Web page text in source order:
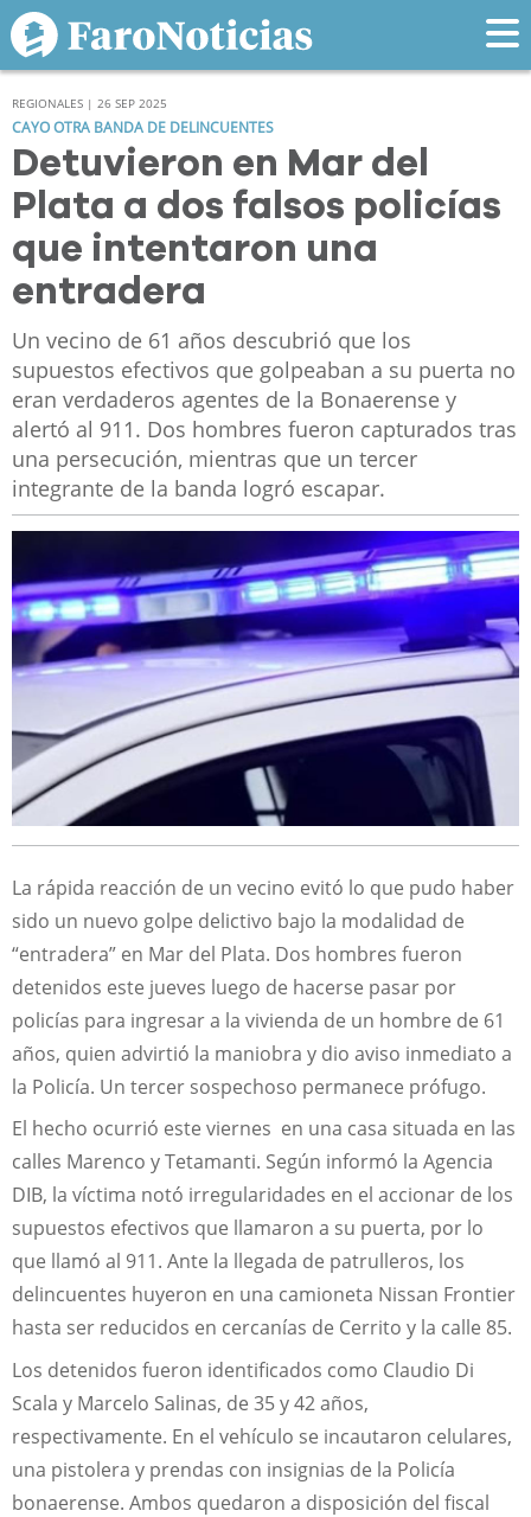
REGIONALES | 26 SEP 2025
CAYO OTRA BANDA DE DELINCUENTES
Detuvieron en Mar del
Plata a dos falsos policías
que intentaron una
entradera
Un vecino de 61 años descubrió que los
supuestos efectivos que golpeaban a su puerta no
eran verdaderos agentes de la Bonaerense y
alertó al 911. Dos hombres fueron capturados tras
una persecución, mientras que un tercer
integrante de la banda logró escapar.
La rápida reacción de un vecino evitó lo que pudo haber
sido un nuevo golpe delictivo bajo la modalidad de
“entradera” en Mar del Plata. Dos hombres fueron
detenidos este jueves luego de hacerse pasar por
policías para ingresar a la vivienda de un hombre de 61
años, quien advirtió la maniobra y dio aviso inmediato a
la Policía. Un tercer sospechoso permanece prófugo.
El hecho ocurrió este viernes en una casa situada en las
calles Marenco y Tetamanti. Según informó la Agencia
DIB, la víctima notó irregularidades en el accionar de los
supuestos efectivos que llamaron a su puerta, por lo
que llamó al 911. Ante la llegada de patrulleros, los
delincuentes huyeron en una camioneta Nissan Frontier
hasta ser reducidos en cercanías de Cerrito y la calle 85.
Los detenidos fueron identificados como Claudio Di
Scala y Marcelo Salinas, de 35 y 42 años,
respectivamente. En el vehículo se incautaron celulares,
una pistolera y prendas con insignias de la Policía
bonaerense. Ambos quedaron a disposición del fiscal